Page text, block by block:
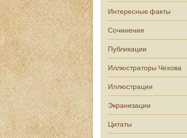
Интересные факты
Сочинения
Публикации
Иллюстраторы Чехова
Иллюстрации
Экранизации
Цитаты